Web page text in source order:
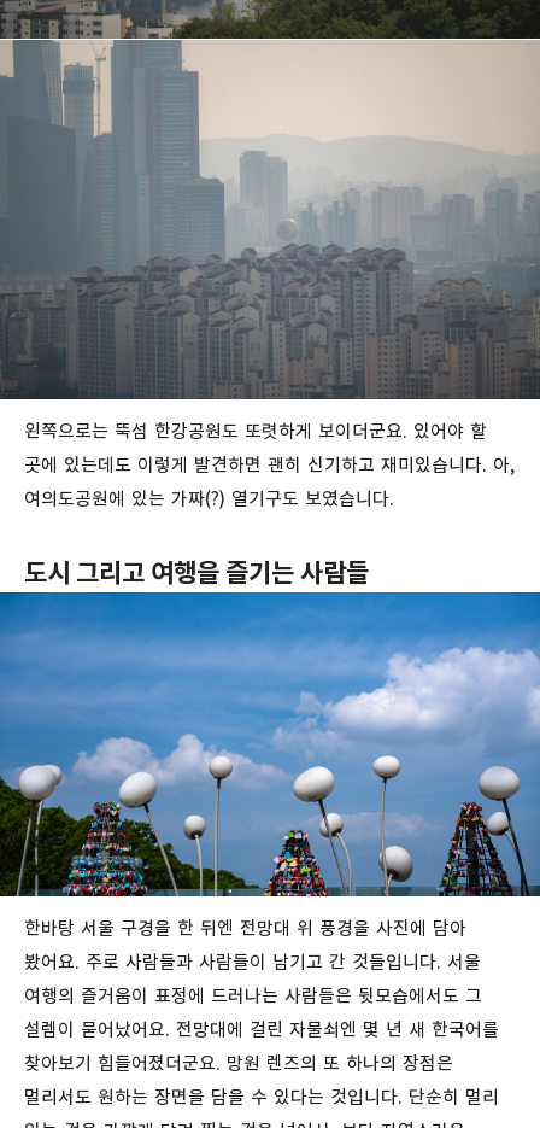
왼쪽으로는 뚝섬 한강공원도 또렷하게 보이더군요. 있어야 할
곳에 있는데도 이렇게 발견하면 괜히 신기하고 재미있습니다. 아,
여의도공원에 있는 가짜(?) 열기구도 보였습니다.
도시 그리고 여행을 즐기는 사람들
한바탕 서울 구경을 한 뒤엔 전망대 위 풍경을 사진에 담아
봤어요. 주로 사람들과 사람들이 남기고 간 것들입니다. 서울
여행의 즐거움이 표정에 드러나는 사람들은 뒷모습에서도 그
설렘이 묻어났어요. 전망대에 걸린 자물쇠엔 몇 년 새 한국어를
찾아보기 힘들어졌더군요. 망원 렌즈의 또 하나의 장점은
멀리서도 원하는 장면을 담을 수 있다는 것입니다. 단순히 멀리